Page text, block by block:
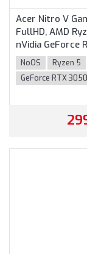
Acer Nitro V
FullHD, AMD
nVidia GeForce
Operációs
színben
NoOS Ryzen 5
GeForce RTX 3050